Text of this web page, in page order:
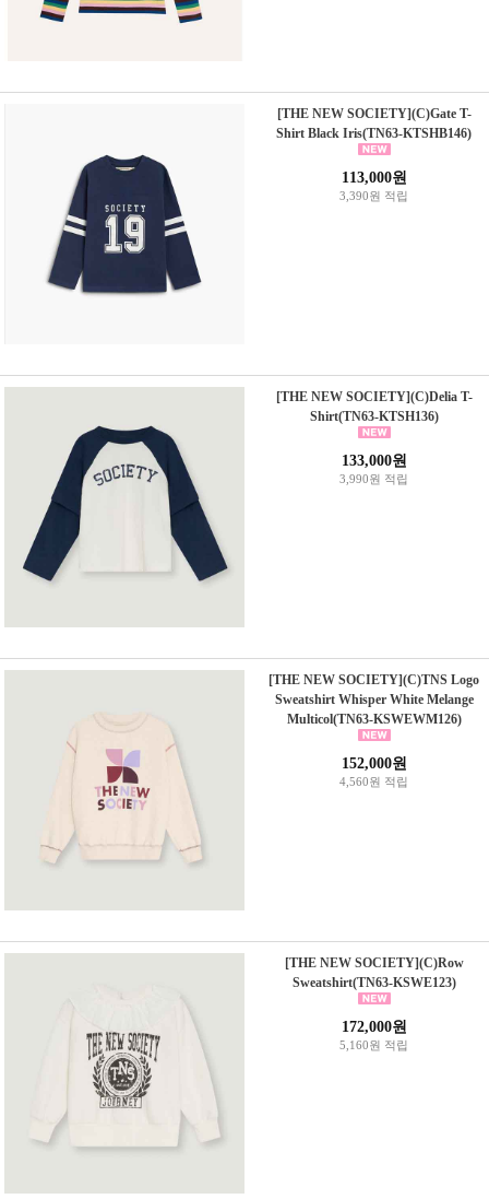
[THE NEW SOCIETY](C)Gate T-
Shirt Black Iris(TN63-KTSHB146)
113,000원
3,390원 적립
[THE NEW SOCIETY](C)Delia T-
Shirt(TN63-KTSH136)
133,000원
3,990원 적립
[THE NEW SOCIETY](C)TNS Logo
Sweatshirt Whisper White Melange
Multicol(TN63-KSWEWM126)
152,000원
4,560원 적립
[THE NEW SOCIETY](C)Row
Sweatshirt(TN63-KSWE123)
172,000원
5,160원 적립